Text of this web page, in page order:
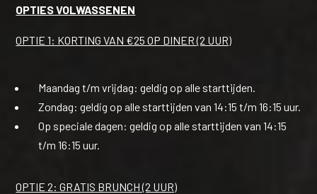
OPTIES VOLWASSENEN
OPTIE 1: KORTING VAN €25 OP DINER (2 UUR)
Maandag t/m vrijdag: geldig op alle starttijden.
Zondag: geldig op alle starttijden van 14:15 t/m 16:15 uur.
Op speciale dagen: geldig op alle starttijden van 14:15
t/m 16:15 uur.
OPTIE 2: GRATIS BRUNCH (2 UUR)